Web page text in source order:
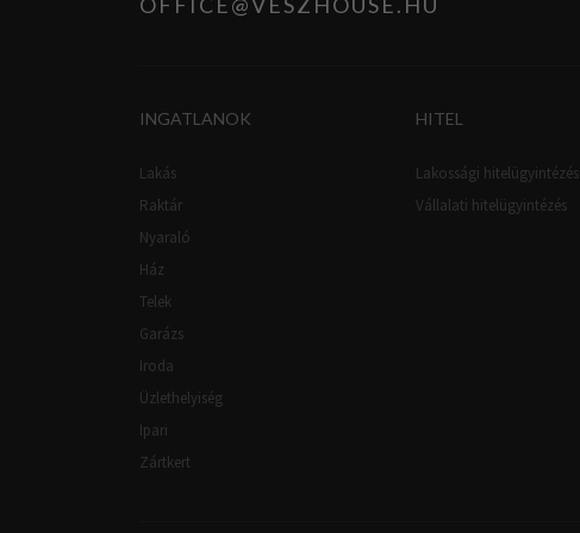
INGATLANOK
Lakás
Raktár
Nyaraló
Ház
Telek
Garázs
Iroda
Üzlethelyiség
Ipari
Zártkert
HITEL
Lakossági hitelügyintézés
Vállalati hitelügyintézés